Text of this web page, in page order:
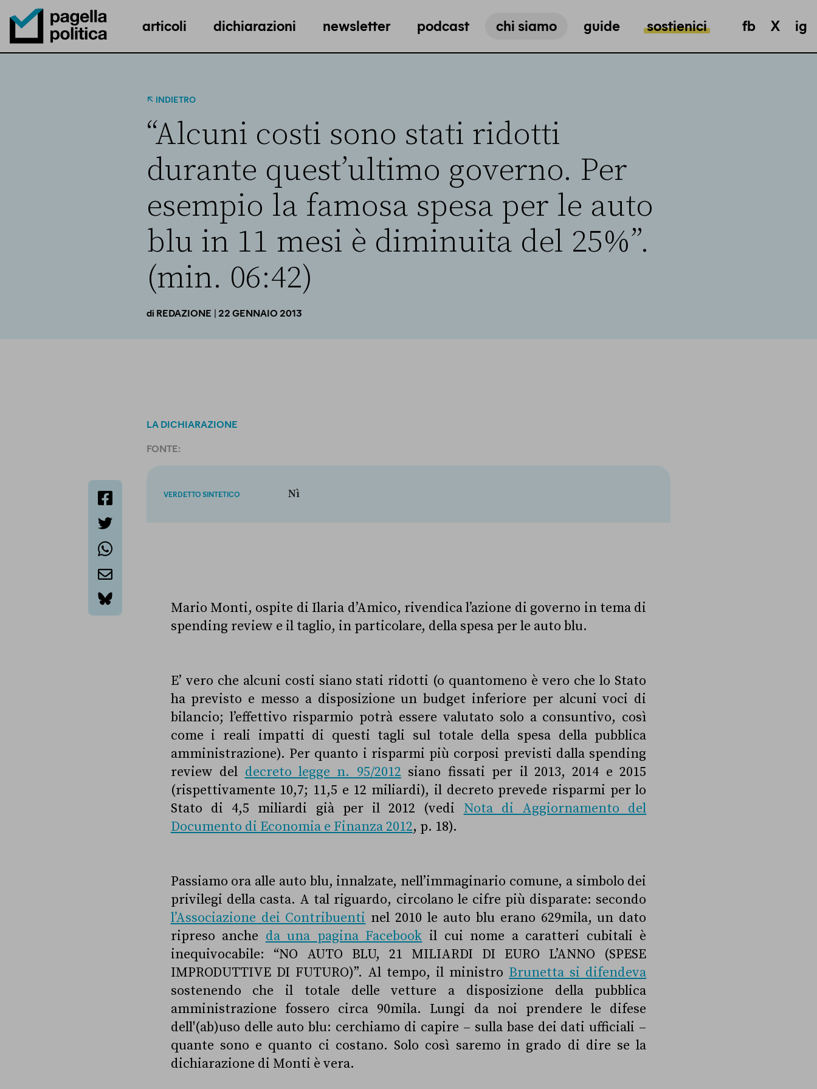
Pagella Politica Logo
articoli dichiarazioni newsletter podcast chi siamo guide sostienici fb X ig
INDIETRO
“Alcuni costi sono stati ridotti
durante quest’ultimo governo. Per
esempio la famosa spesa per le auto
blu in 11 mesi è diminuita del 25%”.
(min. 06:42)
di REDAZIONE | 22 GENNAIO 2013
LA DICHIARAZIONE
FONTE:
bluesky
VERDETTO SINTETICO Nì
Mario Monti, ospite di Ilaria d’Amico, rivendica l’azione di governo in tema di
spending review e il taglio, in particolare, della spesa per le auto blu.
E’ vero che alcuni costi siano stati ridotti (o quantomeno è vero che lo Stato
ha previsto e messo a disposizione un budget inferiore per alcuni voci di
bilancio; l’effettivo risparmio potrà essere valutato solo a consuntivo, così
come i reali impatti di questi tagli sul totale della spesa della pubblica
amministrazione). Per quanto i risparmi più corposi previsti dalla spending
review del decreto legge n. 95/2012 siano fissati per il 2013, 2014 e 2015
(rispettivamente 10,7; 11,5 e 12 miliardi), il decreto prevede risparmi per lo
Stato di 4,5 miliardi già per il 2012 (vedi Nota di Aggiornamento del
Documento di Economia e Finanza 2012, p. 18).
Passiamo ora alle auto blu, innalzate, nell’immaginario comune, a simbolo dei
privilegi della casta. A tal riguardo, circolano le cifre più disparate: secondo
l’Associazione dei Contribuenti nel 2010 le auto blu erano 629mila, un dato
ripreso anche da una pagina Facebook il cui nome a caratteri cubitali è
inequivocabile: “NO AUTO BLU, 21 MILIARDI DI EURO L’ANNO (SPESE
IMPRODUTTIVE DI FUTURO)”. Al tempo, il ministro Brunetta si difendeva
sostenendo che il totale delle vetture a disposizione della pubblica
amministrazione fossero circa 90mila. Lungi da noi prendere le difese
dell'(ab)uso delle auto blu: cerchiamo di capire – sulla base dei dati ufficiali –
quante sono e quanto ci costano. Solo così saremo in grado di dire se la
dichiarazione di Monti è vera.